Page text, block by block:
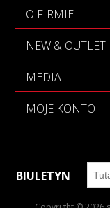
O FIRMIE
NEW & OUTLET
MEDIA
MOJE KONTO
BIULETYN